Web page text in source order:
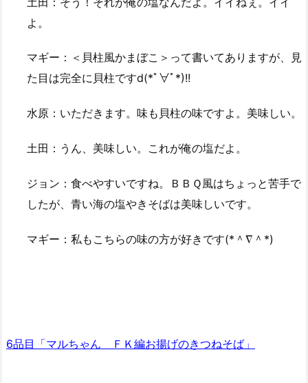
よ。
マギー：＜貝柱風かまぼこ＞って書いてありますが、見
た目は完全に貝柱ですd(*ﾟ∀ﾟ*)!!
水原：いただきます。味も貝柱の味ですよ。美味しい。
土田：うん、美味しい。これが俺の塩だよ。
ジョン：食べやすいですね。ＢＢＱ風はちょっと苦手で
したが、青い海の塩やきそばは美味しいです。
マギー：私もこちらの味の方が好きです(*＾∇＾*)
6品目「マルちゃん ＦＫ編お揚げのきつねそば」